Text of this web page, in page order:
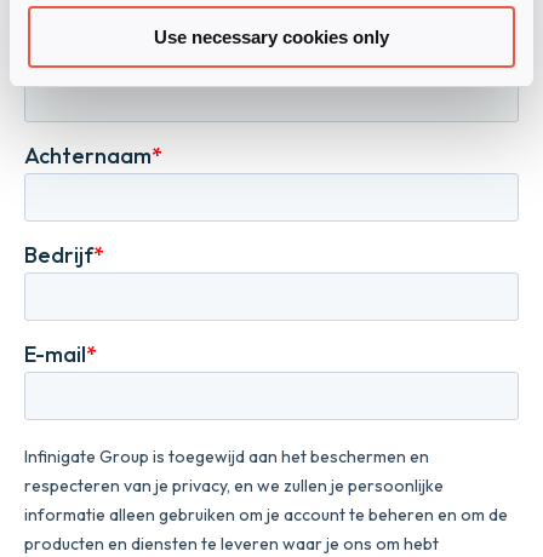
Use necessary cookies only